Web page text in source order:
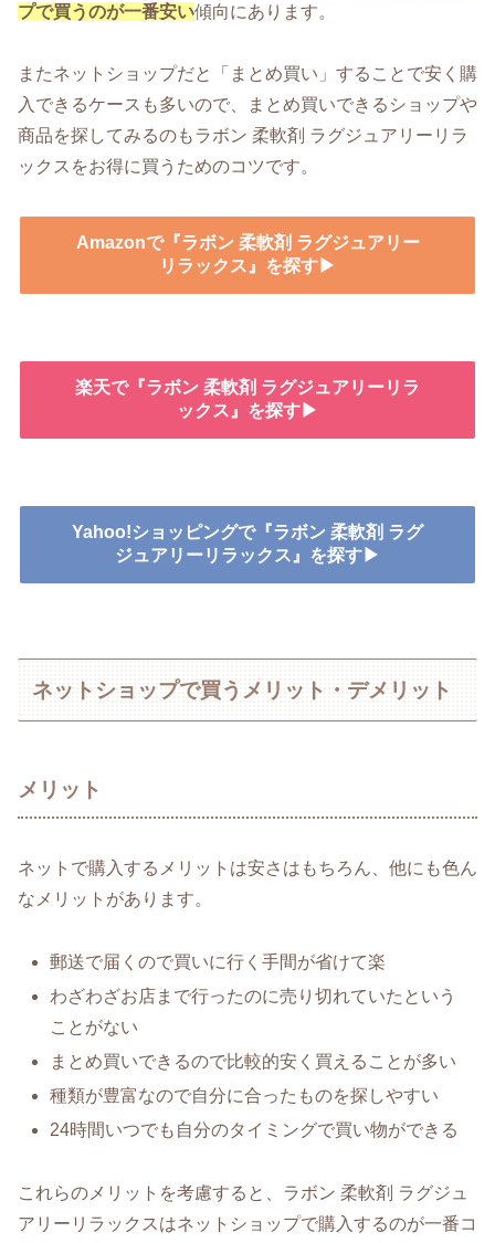
プで買うのが一番安い傾向にあります。
またネットショップだと「まとめ買い」することで安く購
入できるケースも多いので、まとめ買いできるショップや
商品を探してみるのもラボン 柔軟剤 ラグジュアリーリラ
ックスをお得に買うためのコツです。
Amazonで『ラボン 柔軟剤 ラグジュアリー
リラックス』を探す▶
楽天で『ラボン 柔軟剤 ラグジュアリーリラ
ックス』を探す▶
Yahoo!ショッピングで『ラボン 柔軟剤 ラグ
ジュアリーリラックス』を探す▶
ネットショップで買うメリット・デメリット
メリット
ネットで購入するメリットは安さはもちろん、他にも色ん
なメリットがあります。
郵送で届くので買いに行く手間が省けて楽
わざわざお店まで行ったのに売り切れていたという
ことがない
まとめ買いできるので比較的安く買えることが多い
種類が豊富なので自分に合ったものを探しやすい
24時間いつでも自分のタイミングで買い物ができる
これらのメリットを考慮すると、ラボン 柔軟剤 ラグジュ
アリーリラックスはネットショップで購入するのが一番コ